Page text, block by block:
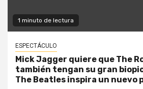
1 minuto de lectura
ESPECTÁCULO
Mick Jagger quiere que The
también tengan su gran
The Beatles inspira un nuevo